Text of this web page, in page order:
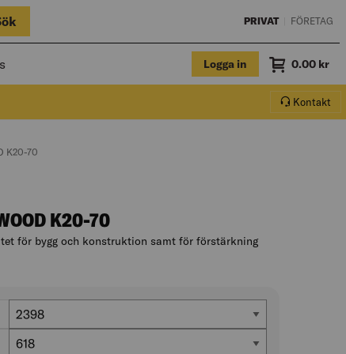
PRIVAT FÖRETAG
Logga in Varukorg.
Summa
0.00 kr
Kontakt
K20-70
K20-70
för bygg och konstruktion samt för förstärkning
Längd (mm)
2398
Bredd (mm)
618